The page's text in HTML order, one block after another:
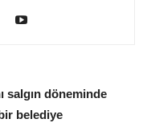
salgın döneminde
belediye